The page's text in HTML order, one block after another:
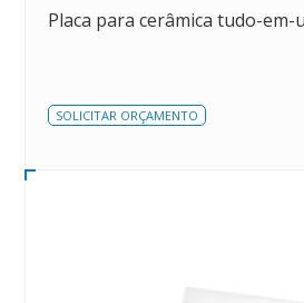
Placa para cerâmica tudo-em-
SOLICITAR ORÇAMENTO